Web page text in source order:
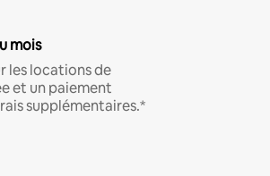
mois
les locations de
et un paiement
supplémentaires.*